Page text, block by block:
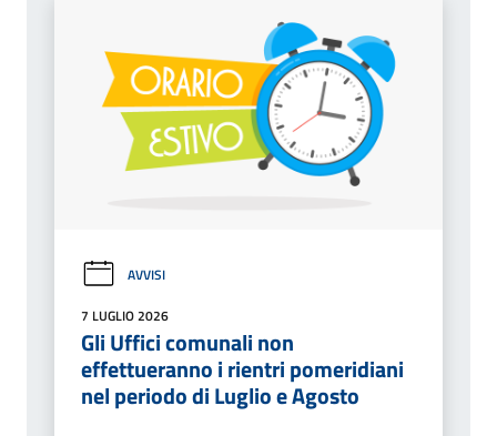
AVVISI
7 LUGLIO 2026
Gli Uffici comunali non
effettueranno i rientri pomeridiani
nel periodo di Luglio e Agosto